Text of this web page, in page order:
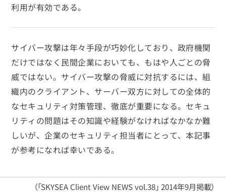
利用が有効である。
サイバー攻撃は年々手段が巧妙化しており、政府機関
だけではなく民間企業においても、もはや人ごとの脅
威ではない。サイバー攻撃の脅威に対抗するには、組
織内のクライアント、サーバー双方に対しての全体的
なセキュリティ対策管理、徹底が重要になる。セキュ
リティの問題はその知識や経験がなければなかなか難
しいが、企業のセキュリティ担当者にとって、本記事
が参考になれば幸いである。
（「SKYSEA Client View NEWS vol.38」 2014年9月掲載）